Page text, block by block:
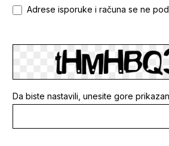
Adrese isporuke i računa se ne
Da biste nastavili, unesite gore